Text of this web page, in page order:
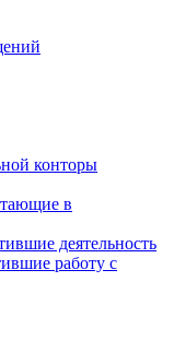
конторы
в
деятельность
работу с